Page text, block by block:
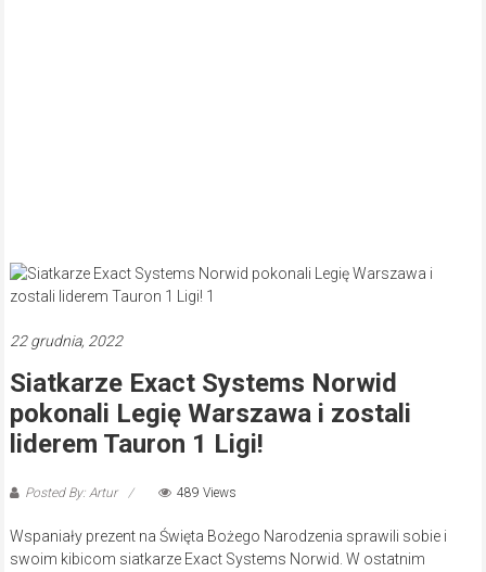
22 grudnia, 2022
Siatkarze Exact Systems Norwid
pokonali Legię Warszawa i zostali
liderem Tauron 1 Ligi!
Posted By: Artur 489 Views
Wspaniały prezent na Święta Bożego Narodzenia sprawili sobie i
swoim kibicom siatkarze Exact Systems Norwid. W ostatnim